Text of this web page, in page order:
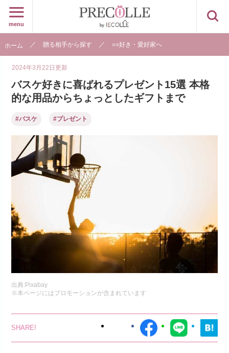
menu
ホーム 贈る相手から探す ○○好き・愛好家へ
2024年3月22日更新
バスケ好きに喜ばれるプレゼント15選 本格
的な用品からちょっとしたギフトまで
#バスケ #プレゼント
出典: Pixabay
※本ページにはプロモーションが含まれています